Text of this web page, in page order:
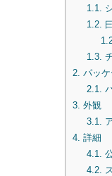
1.1.
1.2.
1.3.
2. パッ
2.1.
3. 外観
3.1.
4. 詳細
4.1.
4.2.